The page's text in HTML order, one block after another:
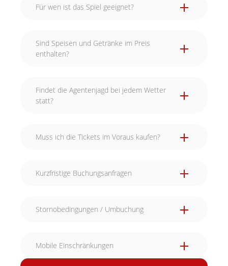
Für wen ist das Spiel geeignet?
Sind Speisen und Getränke im Preis
enthalten?
Findet die Agentenjagd bei jedem Wetter
statt?
Muss ich die Tickets im Voraus kaufen?
Kurzfristige Buchungsanfragen
Stornobedingungen / Umbuchung
Mobile Einschränkungen